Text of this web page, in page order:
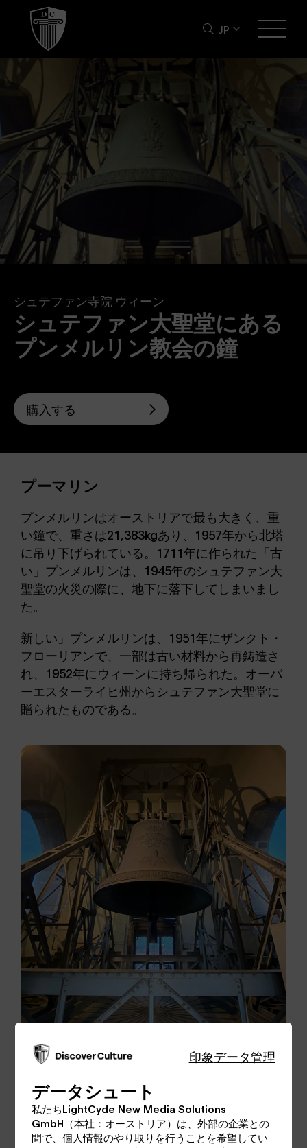
JP
シュテファン寺院 ウィーン
シュテファン大聖堂にある
プンメルリン教会の鐘
購入する
プーマリン
プンメルリンはオーストリアで最も大きく、重
い鐘で、重さは21,383kgあり、1957年から北塔
に吊り下げられている。1711年に作られた「古
い」プンメルリンは、1945年のシュテファン大
聖堂の火災の際に、地下に落下してしまいまし
た。
新しい」プンメルリンは、1951年にザンクト・
フローリアンで、一部は古い材料から再鋳造さ
れ、1952年にウィーンに持ち帰られた。オーバ
ーエスターライヒ州からシュテファン大聖堂に
贈られたものである。
北側の塔の高さは68.3メートルで、プンメルリ
ンは聖シュテファン大聖堂の歴史を物語る堂々
印象データ管理
データシュート
私たちLightCyde New Media Solutions
GmbH（本社：オーストリア）は、外部の企業との
間で、個人情報のやり取りを行うことを希望してい